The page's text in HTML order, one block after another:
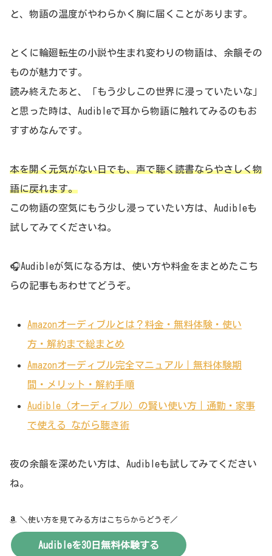
と、物語の温度がやわらかく胸に届くことがあります。
とくに輪廻転生の小説や生まれ変わりの物語は、余韻その
ものが魅力です。
読み終えたあと、「もう少しこの世界に浸っていたいな」
と思った時は、Audibleで耳から物語に触れてみるのもお
すすめなんです。
本を開く元気がない日でも、声で聴く読書ならやさしく物
語に戻れます。
この物語の空気にもう少し浸っていたい方は、Audibleも
試してみてくださいね。
🎧Audibleが気になる方は、使い方や料金をまとめたこち
らの記事もあわせてどうぞ。
Amazonオーディブルとは？料金・無料体験・使い
方・解約まで総まとめ
Amazonオーディブル完全マニュアル｜無料体験期
間・メリット・解約手順
Audible（オーディブル）の賢い使い方｜通勤・家事
で使える ながら聴き術
夜の余韻を深めたい方は、Audibleも試してみてください
ね。
＼使い方を見てみる方はこちらからどうぞ／
Audibleを30日無料体験する